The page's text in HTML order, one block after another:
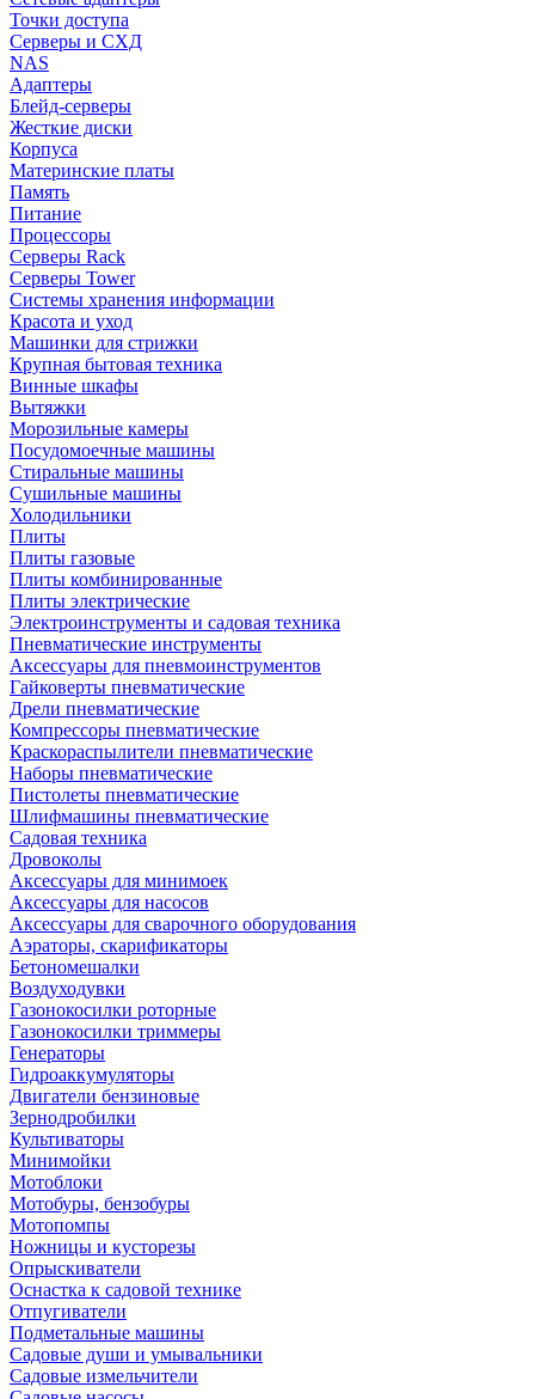
Точки доступа
Серверы и СХД
NAS
Адаптеры
Блейд-серверы
Жесткие диски
Корпуса
Материнские платы
Память
Питание
Процессоры
Серверы Rack
Серверы Tower
Системы хранения информации
Красота и уход
Машинки для стрижки
Крупная бытовая техника
Винные шкафы
Вытяжки
Морозильные камеры
Посудомоечные машины
Стиральные машины
Сушильные машины
Холодильники
Плиты
Плиты газовые
Плиты комбинированные
Плиты электрические
Электроинструменты и садовая техника
Пневматические инструменты
Аксессуары для пневмоинструментов
Гайковерты пневматические
Дрели пневматические
Компрессоры пневматические
Краскораспылители пневматические
Наборы пневматические
Пистолеты пневматические
Шлифмашины пневматические
Садовая техника
Дровоколы
Аксессуары для минимоек
Аксессуары для насосов
Аксессуары для сварочного оборудования
Аэраторы, скарификаторы
Бетономешалки
Воздуходувки
Газонокосилки роторные
Газонокосилки триммеры
Генераторы
Гидроаккумуляторы
Двигатели бензиновые
Зернодробилки
Культиваторы
Минимойки
Мотоблоки
Мотобуры, бензобуры
Мотопомпы
Ножницы и кусторезы
Опрыскиватели
Оснастка к садовой технике
Отпугиватели
Подметальные машины
Садовые души и умывальники
Садовые измельчители